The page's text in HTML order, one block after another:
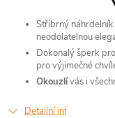
Stříbrný náhrdelník
neodolatelnou
Dokonalý šperk pro
pro výjimečné
Okouzlívás i
Detailní informace